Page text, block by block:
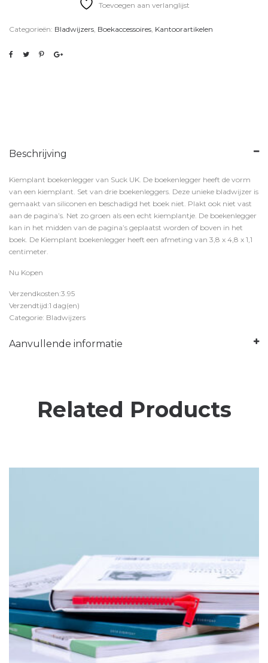
Toevoegen aan verlanglijst
Categorieën: Bladwijzers, Boekaccessoires, Kantoorartikelen
Beschrijving
Kiemplant boekenlegger van Suck UK. De boekenlegger heeft de vorm
van een kiemplant. Set van drie boekenleggers. Deze unieke bladwijzer is
gemaakt van siliconen en beschadigd het boek niet. Plakt ook niet vast
aan de pagina’s. Net zo groen als een echt kiemplantje. De boekenlegger
kan in het midden van de pagina’s geplaatst worden of boven in het
boek. De Kiemplant boekenlegger heeft een afmeting van 3,8 x 4,8 x 1,1
centimeter.
Nu Kopen
Verzendkosten:3.95
Verzendtijd:1 dag(en)
Categorie: Bladwijzers
Aanvullende informatie
Related Products